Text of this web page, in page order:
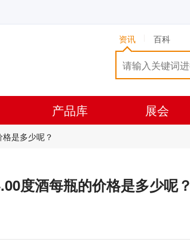
资讯 百科
产品库 展会
是多少呢？
度酒每瓶的价格是多少呢？